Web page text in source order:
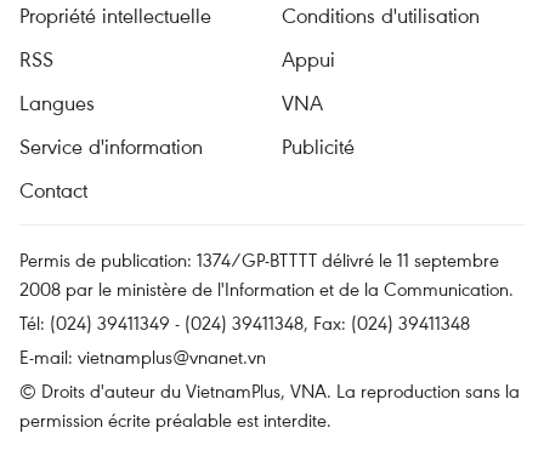
Propriété intellectuelle
Conditions d'utilisation
RSS
Appui
Langues
VNA
Service d'information
Publicité
Contact
Permis de publication: 1374/GP-BTTTT délivré le 11 septembre
2008 par le ministère de l'Information et de la Communication.
Tél: (024) 39411349 - (024) 39411348, Fax: (024) 39411348
E-mail: vietnamplus@vnanet.vn
© Droits d'auteur du VietnamPlus, VNA. La reproduction sans la
permission écrite préalable est interdite.